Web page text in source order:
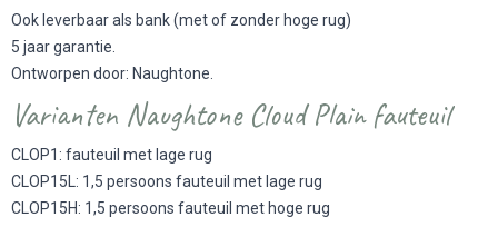
Ook leverbaar als bank (met of zonder hoge rug)
5 jaar garantie.
Ontworpen door: Naughtone.
Varianten Naughtone Cloud Plain fauteuil
CLOP1: fauteuil met lage rug
CLOP15L: 1,5 persoons fauteuil met lage rug
CLOP15H: 1,5 persoons fauteuil met hoge rug